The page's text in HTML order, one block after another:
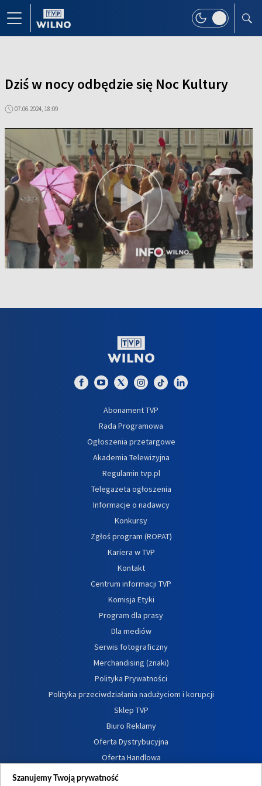
Dziś w nocy odbędzie się Noc Kultury
07.06.2024, 18:09
Abonament TVP
Rada Programowa
Ogłoszenia przetargowe
Akademia Telewizyjna
Regulamin tvp.pl
Telegazeta ogłoszenia
Informacje o nadawcy
Konkursy
Zgłoś program (ROPAT)
Kariera w TVP
Kontakt
Centrum informacji TVP
Komisja Etyki
Program dla prasy
Dla mediów
Serwis fotograficzny
Merchandising (znaki)
Polityka Prywatności
Polityka przeciwdziałania nadużyciom i korupcji
Sklep TVP
Biuro Reklamy
Oferta Dystrybucyjna
Oferta Handlowa
Dostępność
Szanujemy Twoją prywatność